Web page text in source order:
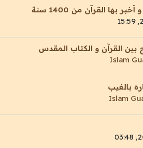
القرآن من 1400 سنة
بين القرآن و الكتاب المقدس
Islam
بالغيب
Islam